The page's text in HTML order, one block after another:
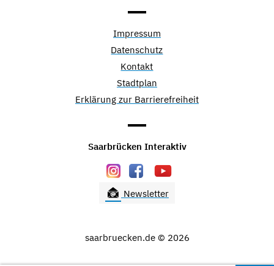
Impressum
Datenschutz
Kontakt
Stadtplan
Erklärung zur Barrierefreiheit
Saarbrücken Interaktiv
Newsletter
saarbruecken.de © 2026